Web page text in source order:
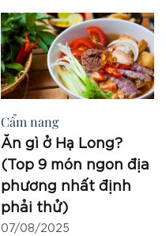
Cẩm nang
Ăn gì ở Hạ Long?
(Top 9 món ngon địa
phương nhất định
phải thử)
07/08/2025